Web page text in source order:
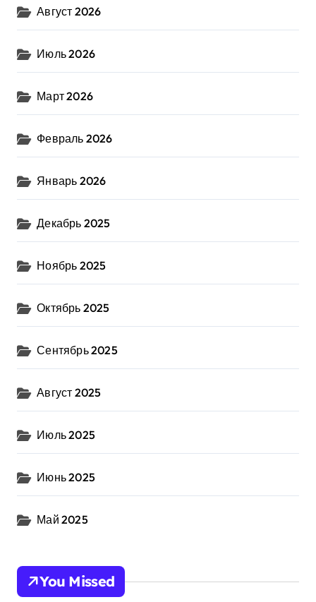
Август 2026
Июль 2026
Март 2026
Февраль 2026
Январь 2026
Декабрь 2025
Ноябрь 2025
Октябрь 2025
Сентябрь 2025
Август 2025
Июль 2025
Июнь 2025
Май 2025
You Missed